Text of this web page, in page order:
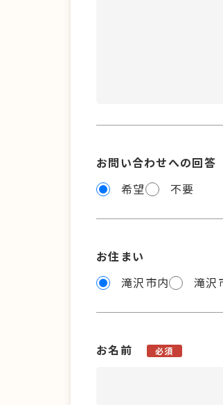
お問い合わせへの回答
希望 不要
お住まい
滝沢市内
滝沢
お名前 必須